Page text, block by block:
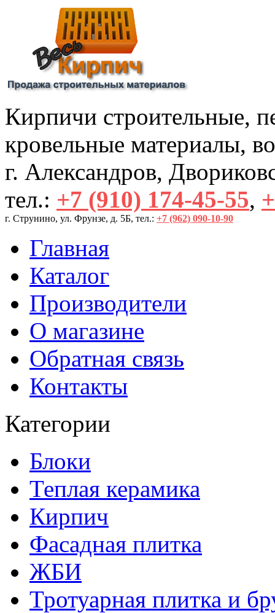
Кирпичи строительные,
кровельные материалы,
г. Александров,
тел.: +7 (910) 174-45-55,
г. Струнино, ул. Фрунзе, д. 5Б, тел.: +7 (962) 090-10-90
Главная
Каталог
Производители
О магазине
Обратная связь
Контакты
Категории
Блоки
Теплая керамика
Кирпич
Фасадная плитка
ЖБИ
Тротуарная плитка и